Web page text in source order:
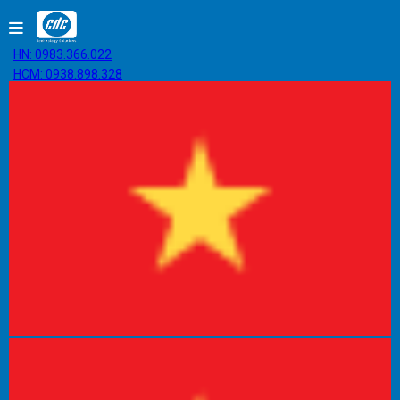
HN: 0983.366.022
HCM: 0938.898.328